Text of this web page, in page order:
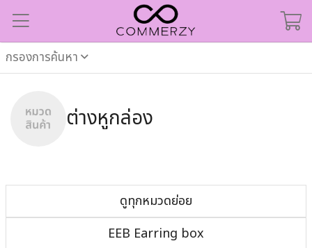
กรองการค้นหา
ต่างหูกล่อง
ดูทุกหมวดย่อย
EEB Earring box